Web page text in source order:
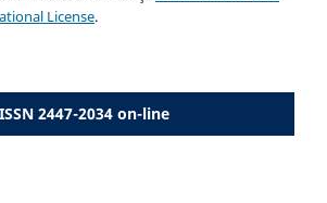
License.
ISSN 2447-2034 on-line